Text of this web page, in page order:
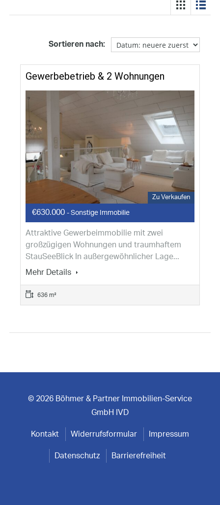
Sortieren nach:
Gewerbebetrieb & 2 Wohnungen
Zu Verkaufen
€630.000 - Sonstige Immobilie
Attraktive Gewerbeimmobilie mit zwei
großzügigen Wohnungen und traumhaftem
StauSeeBlick In außergewöhnlicher Lage...
Mehr Details
636 m²
© 2026 Böhmer & Partner Immobilien-Service
GmbH IVD
Kontakt Widerrufsformular Impressum
Datenschutz Barrierefreiheit